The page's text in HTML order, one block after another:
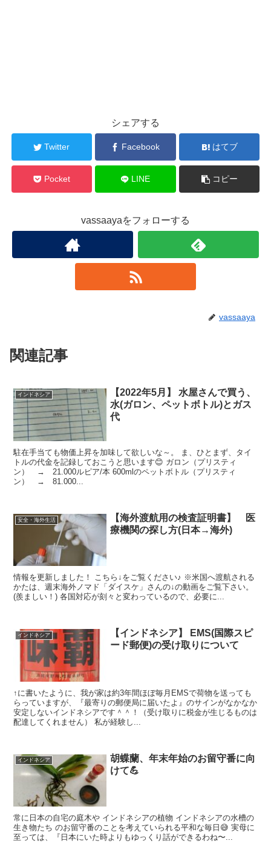
シェアする
Twitter Facebook はてブ
Pocket LINE コピー
vassaayaをフォローする
vassaaya
関連記事
インドネシア
【2022年5月】 水屋さんで買う、
水(ガロン、ペットボトル)とガス
代
駐在手当ても物価上昇を加味して欲しいな～。 ま、ひとまず、タイ
トルの代金を記録しておこうと思います😊 ガロン（プリスティ
ン） → 21.000ルピア/本 600mlのペットボトル（プリスティ
ン） → 81.000...
安全・海外生活
【海外渡航用の検査証明書】 医
療機関の探し方(日本→海外)
情報を更新しました！ こちら↓をご覧ください♪ ※米国へ渡航される
かたは、週末海外ノマド「ダイスケ」さんの↓の動画をご覧下さい。
(羨ましい！) 各国対応が刻々と変わっているので、必要に...
インドネシア
【インドネシア】 EMS(国際スピ
ード郵便)の受け取りについて
↑に書いたように、我が家は約3年間ほぼ毎月EMSで荷物を送っても
らっていますが、『最寄りの郵便局に届いたよ』のサインがなかなか
安定しないインドネシアです＾＾！（受け取りに税金が生じるものは
配達してくれません） 私が経験し...
インドネシア
胡蝶蘭、年末年始のお留守番に向
けて💪
常に日本の自宅の庭木や インドネシアの植物 インドネシアの水槽の
生き物たち のお留守番のことを考えていられる平和な毎日😅 実母に
至っては、『日本にいた時よりもゆっくり話ができるわね〜...